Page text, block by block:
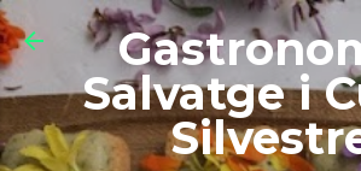
Salta al
Salvatge i